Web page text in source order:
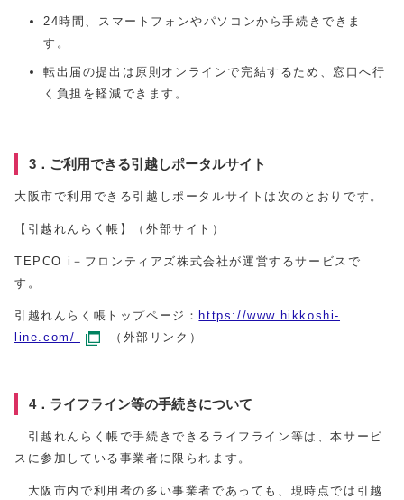
24時間、スマートフォンやパソコンから手続きできま
す。
転出届の提出は原則オンラインで完結するため、窓口へ行
く負担を軽減できます。
3．ご利用できる引越しポータルサイト
大阪市で利用できる引越しポータルサイトは次のとおりです。
【引越れんらく帳】（外部サイト）
TEPCO i－フロンティアズ株式会社が運営するサービスで
す。
引越れんらく帳トップページ： https://www.hikkoshi-
line.com/
（外部リンク）
4．ライフライン等の手続きについて
引越れんらく帳で手続きできるライフライン等は、本サービ
スに参加している事業者に限られます。
大阪市内で利用者の多い事業者であっても、現時点では引越